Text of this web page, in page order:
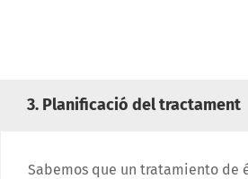
3. Planificació del tractament
Sabemos que un tratamiento de